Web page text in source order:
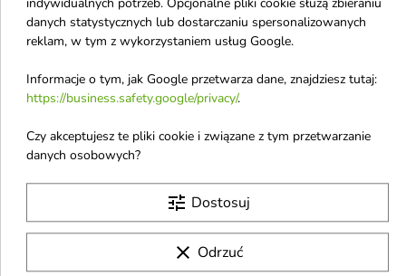
odmładzające Serum
do twarzy z PDRN 30
Lekka, szybko wchłaniająca się
konsystencja sprawia, że serum
doskonale uzupełnia codzienną
skuteczność stosowanego
kremu.
8,44 €
mleczne Serum-
mgiełka do twarzy 150
Produkt doskonale sprawdza się
także w ciągu dnia, zapewniając
natychmiastowe odświeżenie i
6,69 €
favorite_border favorite_border
danych statystycznych lub dostarczaniu spersonalizowanych
reklam, w tym z wykorzystaniem usług Google.
Informacje o tym, jak Google przetwarza dane, znajdziesz tutaj:
https://business.safety.google/privacy/.
Czy akceptujesz te pliki cookie i związane z tym przetwarzanie
danych osobowych?
tune Dostosuj
clear Odrzuć